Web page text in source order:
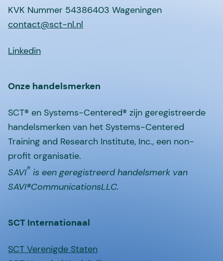
KVK Nummer 54386403 Wageningen
contact@sct-nl.nl
Linkedin
Onze handelsmerken
SCT® en Systems-Centered® zijn geregistreerde
handelsmerken van het Systems-Centered
Training and Research Institute, Inc., een non-
profit organisatie.
SAVI® is een geregistreerd handelsmerk van
SAVI®CommunicationsLLC.
SCT Internationaal
SCT Verenigde Staten